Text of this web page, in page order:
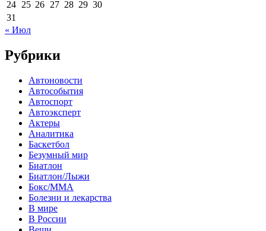
24 25 26 27 28 29 30
31
« Июл
Рубрики
Автоновости
Автособытия
Автоспорт
Автоэксперт
Актеры
Аналитика
Баскетбол
Безумный мир
Биатлон
Биатлон/Лыжи
Бокс/MMA
Болезни и лекарства
В мире
В России